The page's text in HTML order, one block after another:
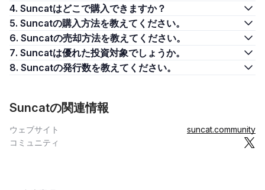
4. Suncatはどこで購入できますか？
5. Suncatの購入方法を教えてください。
6. Suncatの売却方法を教えてください。
7. Suncatは優れた投資対象でしょうか。
8. Suncatの発行数を教えてください。
Suncatの関連情報
ウェブサイト
suncat.community
コミュニティ